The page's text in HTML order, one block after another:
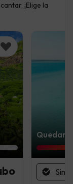
¡Elige la
Quedan
Sin